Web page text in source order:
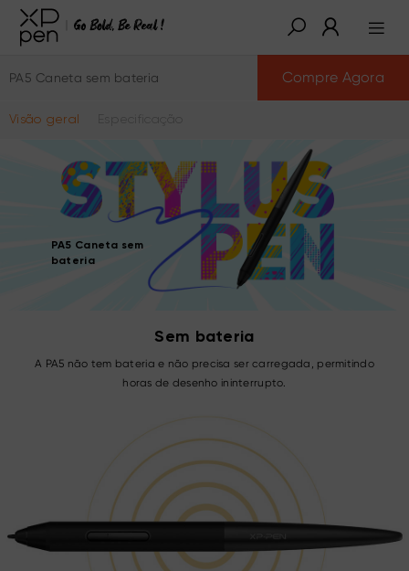
PA5 Caneta sem bateria
Visão geral
Compre Agora
PA5 Caneta sem
bateria
Sem bateria
A PA5 não tem bateria e não precisa ser carregada, permitindo
horas de desenho ininterrupto.